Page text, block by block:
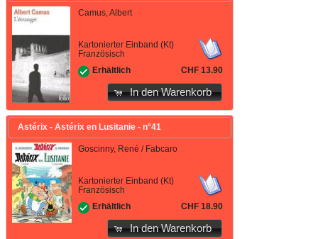
Camus, Albert
Kartonierter Einband (Kt)
Französisch
Erhältlich
CHF 13.90
In den Warenkorb
Astérix - Astérix en Lusitanie - n°41
Goscinny, René / Fabcaro
Kartonierter Einband (Kt)
Französisch
Erhältlich
CHF 18.90
In den Warenkorb